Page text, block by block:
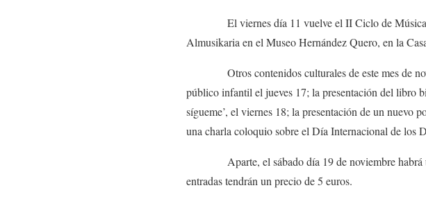
El viernes día 11 vuelve el II Ciclo de Música en
Almusikaria en el Museo Hernández Quero, en la
Otros contenidos culturales de este mes de
público infantil el jueves 17; la presentación del libro
sígueme’, el viernes 18; la presentación de un nuevo
una charla coloquio sobre el Día Internacional de los
Aparte, el sábado día 19 de noviembre habrá
entradas tendrán un precio de 5 euros.